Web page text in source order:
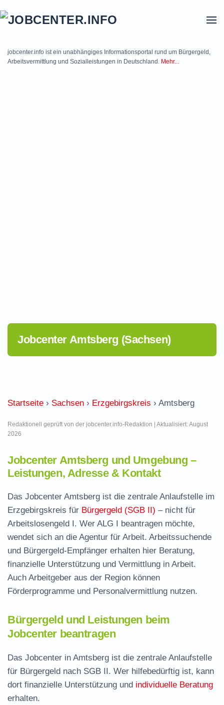
jobcenter.info ist ein unabhängiges Informationsportal rund um Bürgergeld,
Arbeitsvermittlung und Sozialleistungen in Deutschland. Mehr...
Jobcenter Amtsberg (Sachsen)
Startseite › Sachsen › Erzgebirgskreis › Amtsberg
Redaktionell geprüft von der jobcenter.info-Redaktion | Aktualisiert: August
2026
Jobcenter Amtsberg und Umgebung –
Leistungen, Adresse & Kontakt
Das Jobcenter Amtsberg ist die zentrale Anlaufstelle im
Erzgebirgskreis für Bürgergeld (SGB II) – nicht für
Arbeitslosengeld I. Wer ALG I beantragen möchte,
wendet sich an die Agentur für Arbeit. Arbeitssuchende
und Bürgergeld-Empfänger erhalten hier Beratung,
finanzielle Unterstützung und Vermittlung in Arbeit.
Auch Arbeitgeber aus der Region können
Förderprogramme und Personalvermittlung nutzen.
Bürgergeld und Leistungen beim
Jobcenter beantragen
Das Jobcenter in Amtsberg ist die zentrale Anlaufstelle
für Bürgergeld nach SGB II. Wer hilfebedürftig ist, kann
dort finanzielle Unterstützung und individuelle Beratung
erhalten.